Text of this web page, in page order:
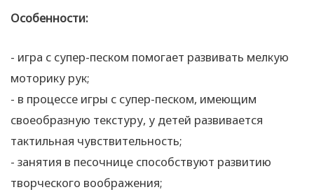
Особенности:
- игра с супер-песком помогает развивать мелкую
моторику рук;
- в процессе игры с супер-песком, имеющим
своеобразную текстуру, у детей развивается
тактильная чувствительность;
- занятия в песочнице способствуют развитию
творческого воображения;